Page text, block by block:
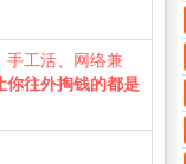
手工活、网络兼
你往外掏钱的都是